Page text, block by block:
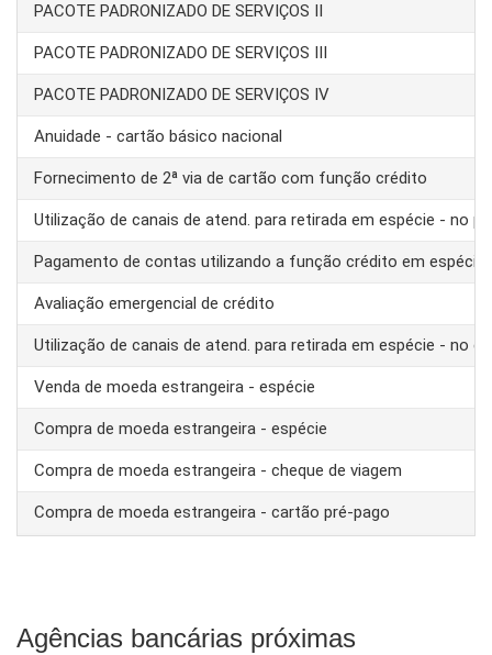
PACOTE PADRONIZADO DE SERVIÇOS II
PACOTE PADRONIZADO DE SERVIÇOS III
PACOTE PADRONIZADO DE SERVIÇOS IV
Anuidade - cartão básico nacional
Fornecimento de 2ª via de cartão com função crédito
Utilização de canais de atend. para retirada em espécie - no
Pagamento de contas utilizando a função crédito em espécie
Avaliação emergencial de crédito
Utilização de canais de atend. para retirada em espécie - no
Venda de moeda estrangeira - espécie
Compra de moeda estrangeira - espécie
Compra de moeda estrangeira - cheque de viagem
Compra de moeda estrangeira - cartão pré-pago
Agências bancárias próximas